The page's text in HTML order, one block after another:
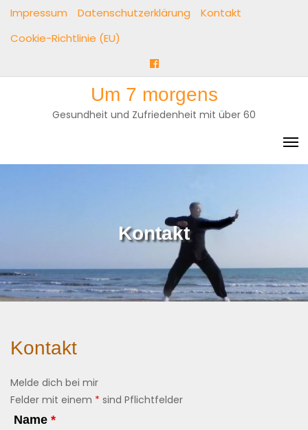
Skip
content
Impressum Datenschutzerklärung
Kontakt
Cookie-Richtlinie (EU)
Facebook
Um 7 morgens
Gesundheit und Zufriedenheit mit über 60
Kontakt
Kontakt
Melde dich bei mir
Felder mit einem * sind Pflichtfelder
Name *